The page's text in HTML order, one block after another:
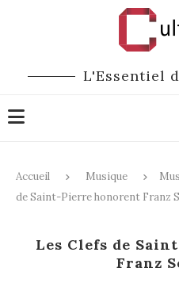
L'Essentiel
Accueil Musique
de Saint-Pierre honorent Franz
Les Clefs de
Franz